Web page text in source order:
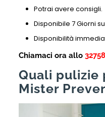
Potrai avere consigli.
Disponibile 7 Giorni
Disponibilità
Chiamaci ora allo
Quali pulizie
Mister